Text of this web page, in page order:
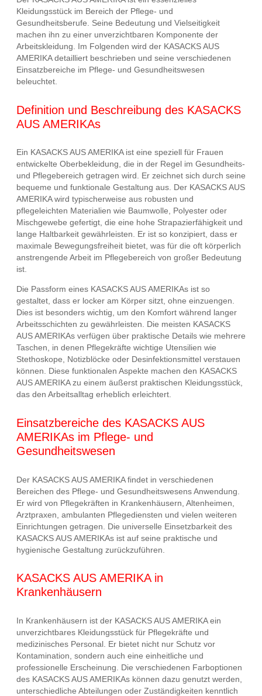
Kleidungsstück im Bereich der Pflege- und
Gesundheitsberufe. Seine Bedeutung und Vielseitigkeit
machen ihn zu einer unverzichtbaren Komponente der
Arbeitskleidung. Im Folgenden wird der KASACKS AUS
AMERIKA detailliert beschrieben und seine verschiedenen
Einsatzbereiche im Pflege- und Gesundheitswesen
beleuchtet.
Definition und Beschreibung des KASACKS
AUS AMERIKAs
Ein KASACKS AUS AMERIKA ist eine speziell für Frauen
entwickelte Oberbekleidung, die in der Regel im Gesundheits-
und Pflegebereich getragen wird. Er zeichnet sich durch seine
bequeme und funktionale Gestaltung aus. Der KASACKS AUS
AMERIKA wird typischerweise aus robusten und
pflegeleichten Materialien wie Baumwolle, Polyester oder
Mischgewebe gefertigt, die eine hohe Strapazierfähigkeit und
lange Haltbarkeit gewährleisten. Er ist so konzipiert, dass er
maximale Bewegungsfreiheit bietet, was für die oft körperlich
anstrengende Arbeit im Pflegebereich von großer Bedeutung
ist.
Die Passform eines KASACKS AUS AMERIKAs ist so
gestaltet, dass er locker am Körper sitzt, ohne einzuengen.
Dies ist besonders wichtig, um den Komfort während langer
Arbeitsschichten zu gewährleisten. Die meisten KASACKS
AUS AMERIKAs verfügen über praktische Details wie mehrere
Taschen, in denen Pflegekräfte wichtige Utensilien wie
Stethoskope, Notizblöcke oder Desinfektionsmittel verstauen
können. Diese funktionalen Aspekte machen den KASACKS
AUS AMERIKA zu einem äußerst praktischen Kleidungsstück,
das den Arbeitsalltag erheblich erleichtert.
Einsatzbereiche des KASACKS AUS
AMERIKAs im Pflege- und
Gesundheitswesen
Der KASACKS AUS AMERIKA findet in verschiedenen
Bereichen des Pflege- und Gesundheitswesens Anwendung.
Er wird von Pflegekräften in Krankenhäusern, Altenheimen,
Arztpraxen, ambulanten Pflegediensten und vielen weiteren
Einrichtungen getragen. Die universelle Einsetzbarkeit des
KASACKS AUS AMERIKAs ist auf seine praktische und
hygienische Gestaltung zurückzuführen.
KASACKS AUS AMERIKA in
Krankenhäusern
In Krankenhäusern ist der KASACKS AUS AMERIKA ein
unverzichtbares Kleidungsstück für Pflegekräfte und
medizinisches Personal. Er bietet nicht nur Schutz vor
Kontamination, sondern auch eine einheitliche und
professionelle Erscheinung. Die verschiedenen Farboptionen
des KASACKS AUS AMERIKAs können dazu genutzt werden,
unterschiedliche Abteilungen oder Zuständigkeiten kenntlich